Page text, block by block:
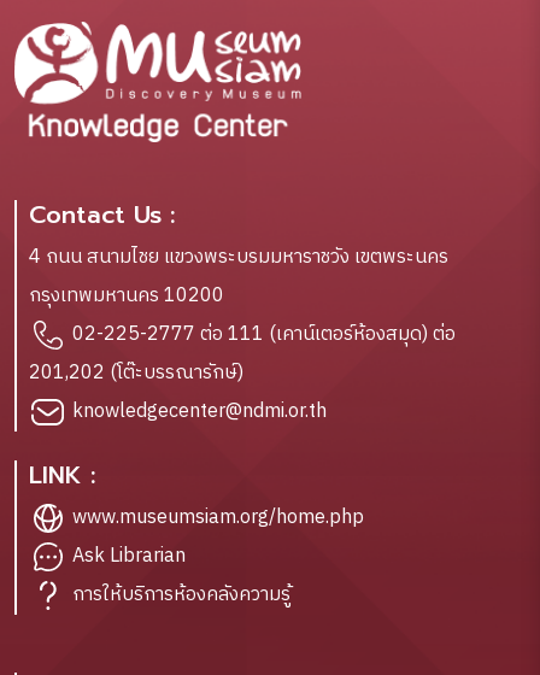
Contact Us :
4 ถนน สนามไชย แขวงพระบรมมหาราชวัง เขตพระนคร
กรุงเทพมหานคร 10200
02-225-2777 ต่อ 111 (เคาน์เตอร์ห้องสมุด) ต่อ
201,202 (โต๊ะบรรณารักษ์)
knowledgecenter@ndmi.or.th
LINK :
www.museumsiam.org/home.php
Ask Librarian
การให้บริการห้องคลังความรู้